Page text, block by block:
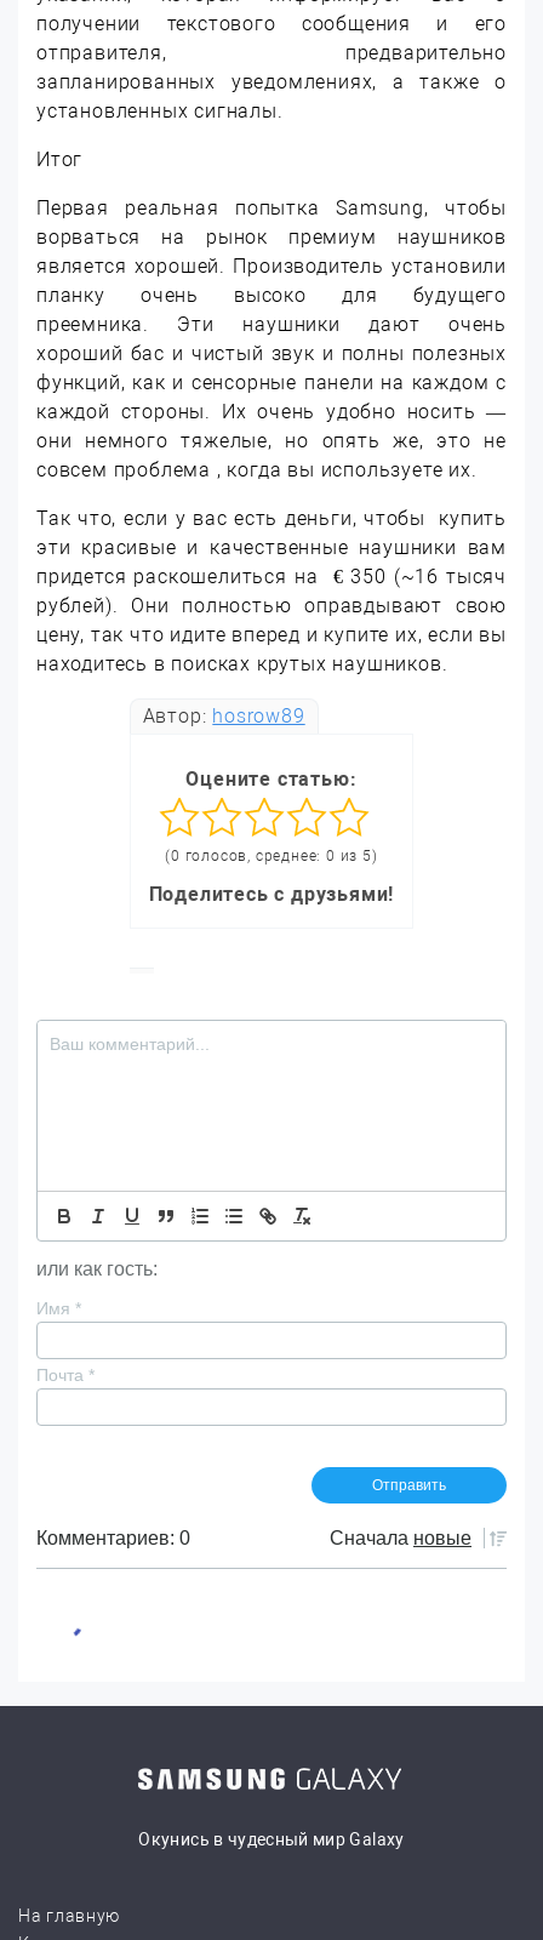
получении текстового сообщения и его
отправителя, предварительно
запланированных уведомлениях, а также о
установленных сигналы.
Итог
Первая реальная попытка Samsung, чтобы
ворваться на рынок премиум наушников
является хорошей. Производитель установили
планку очень высоко для будущего
преемника. Эти наушники дают очень
хороший бас и чистый звук и полны полезных
функций, как и сенсорные панели на каждом с
каждой стороны. Их очень удобно носить —
они немного тяжелые, но опять же, это не
совсем проблема , когда вы используете их.
Так что, если у вас есть деньги, чтобы купить
эти красивые и качественные наушники вам
придется раскошелиться на € 350 (~16 тысяч
рублей). Они полностью оправдывают свою
цену, так что идите вперед и купите их, если вы
находитесь в поисках крутых наушников.
Автор: hosrow89
Оцените статью:
(0 голосов, среднее: 0 из 5)
Поделитесь с друзьями!
или как гость:
Имя *
Почта *
Комментариев: 0 Сначала новые
Окунись в чудесный мир Galaxy
На главную